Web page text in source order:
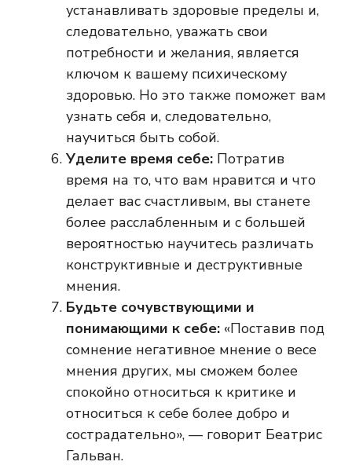
устанавливать здоровые пределы и,
следовательно, уважать свои
потребности и желания, является
ключом к вашему психическому
здоровью. Но это также поможет вам
узнать себя и, следовательно,
научиться быть собой.
Уделите время себе: Потратив
время на то, что вам нравится и что
делает вас счастливым, вы станете
более расслабленным и с большей
вероятностью научитесь различать
конструктивные и деструктивные
мнения.
Будьте сочувствующими и
понимающими к себе: «Поставив под
сомнение негативное мнение о весе
мнения других, мы сможем более
спокойно относиться к критике и
относиться к себе более добро и
сострадательно», — говорит Беатрис
Гальван.